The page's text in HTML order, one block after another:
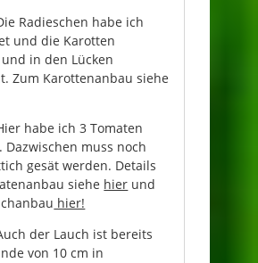
Radieschen habe ich
und die Karotten
in den Lücken
Zum Karottenanbau siehe
habe ich 3 Tomaten
Dazwischen muss noch
gesät werden. Details
siehe hier und
hier!
der Lauch ist bereits
von 10 cm in